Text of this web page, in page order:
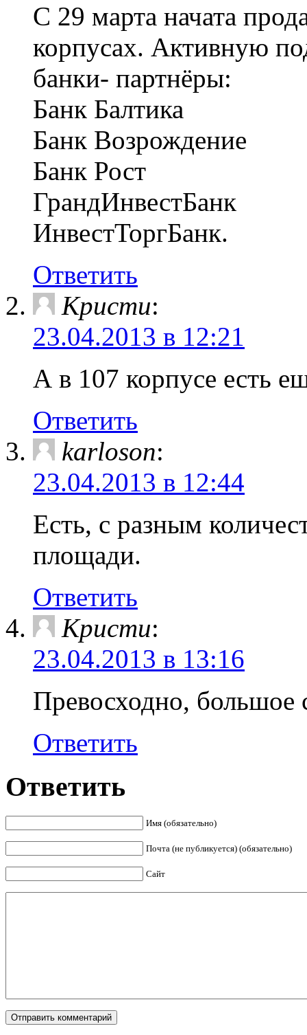
С 29 марта начата
корпусах. Активную
банки- партнёры:
Банк Балтика
Банк Возрождение
Банк Рост
ГрандИнвестБанк
ИнвестТоргБанк.
Ответить
Кристи:
23.04.2013 в 12:21
А в 107 корпусе есть
Ответить
karloson:
23.04.2013 в 12:44
Есть, с разным
площади.
Ответить
Кристи:
23.04.2013 в 13:16
Превосходно, большое
Ответить
Ответить
Имя (обязательно)
Почта (не публикуется) (обязательно)
Сайт